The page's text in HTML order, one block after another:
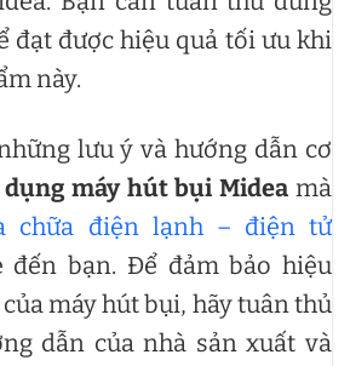
đạt được hiệu quả tối ưu khi
này.
lưu ý và hướng dẫn cơ
dụng máy hút bụi Midea mà
chữa điện lạnh – điện tử
đến bạn. Để đảm bảo hiệu
máy hút bụi, hãy tuân thủ
dẫn của nhà sản xuất và